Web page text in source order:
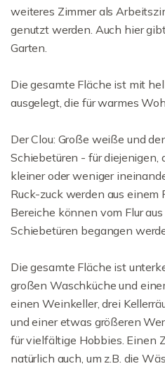
weiteres Zimmer als
genutzt werden. Auch hier
Garten.
Die gesamte Fläche ist mit
ausgelegt, die für warmes
Der Clou: Große weiße und
Schiebetüren - für diejenigen,
kleiner oder weniger
Ruck-zuck werden aus einem
Bereiche können vom Flur
Schiebetüren begangen
Die gesamte Fläche ist
großen Waschküche und
einen Weinkeller, drei
und einer etwas größeren
für vielfältige Hobbies. Einen
natürlich auch, um z.B. die